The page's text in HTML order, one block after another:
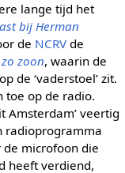
lange tijd het
bij Herman
de NCRVde
zoon, waarin de
op de ‘vaderstoel’ zit.
toe op de radio.
Amsterdam’ veertig
radioprogramma
microfoon die
heeft verdiend,